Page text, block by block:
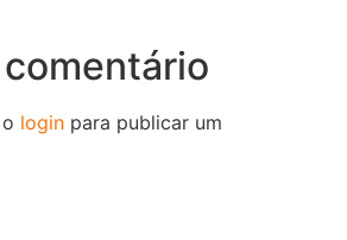
login para publicar um